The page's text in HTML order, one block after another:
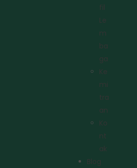
Fil
Le
M
Ba
Ga
Ke
Mi
Tra
An
Ko
Nt
Ak
Blog